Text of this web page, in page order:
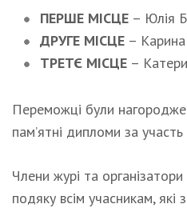
ПЕРШЕ МІСЦЕ – Юлія
ДРУГЕ МІСЦЕ –
ТРЕТЄ МІСЦЕ –
Переможці були
пам’ятні дипломи за участь
Члени журі та
подяку всім учасникам, які